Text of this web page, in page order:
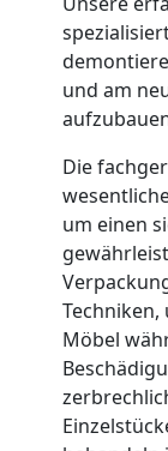
und am
Die
um einen
Möbel
und
Full-
Service-
Umzug